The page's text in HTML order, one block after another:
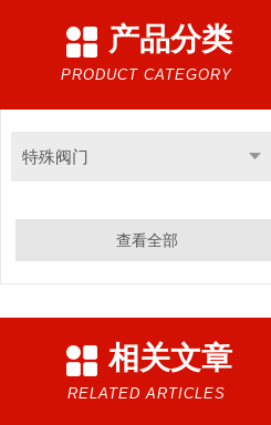
产品分类
PRODUCT CATEGORY
特殊阀门
查看全部
相关文章
RELATED ARTICLES